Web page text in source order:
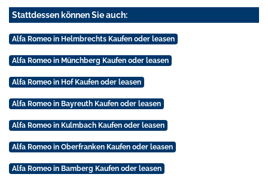
Stattdessen können Sie auch:
Alfa Romeo in Helmbrechts Kaufen oder leasen
Alfa Romeo in Münchberg Kaufen oder leasen
Alfa Romeo in Hof Kaufen oder leasen
Alfa Romeo in Bayreuth Kaufen oder leasen
Alfa Romeo in Kulmbach Kaufen oder leasen
Alfa Romeo in Oberfranken Kaufen oder leasen
Alfa Romeo in Bamberg Kaufen oder leasen